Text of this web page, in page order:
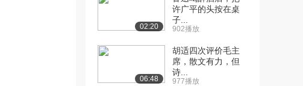
02:20
许广平的头按在桌
子...
902播放
06:48
胡适四次评价毛主
席，散文有力，但
诗...
977播放